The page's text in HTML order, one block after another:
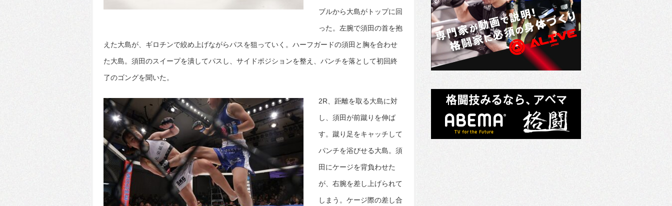
ブルから大島がトップに回
った。左腕で須田の首を抱
えた大島が、ギロチンで絞め上げながらパスを狙っていく。ハーフガードの須田と胸を合わせ
た大島。須田のスイープを潰してパスし、サイドポジションを整え、パンチを落として初回終
了のゴングを聞いた。
2R、距離を取る大島に対
し、須田が前蹴りを伸ば
す。蹴り足をキャッチして
パンチを浴びせる大島。須
田にケージを背負わせた
が、右腕を差し上げられて
しまう。ケージ際の差し合